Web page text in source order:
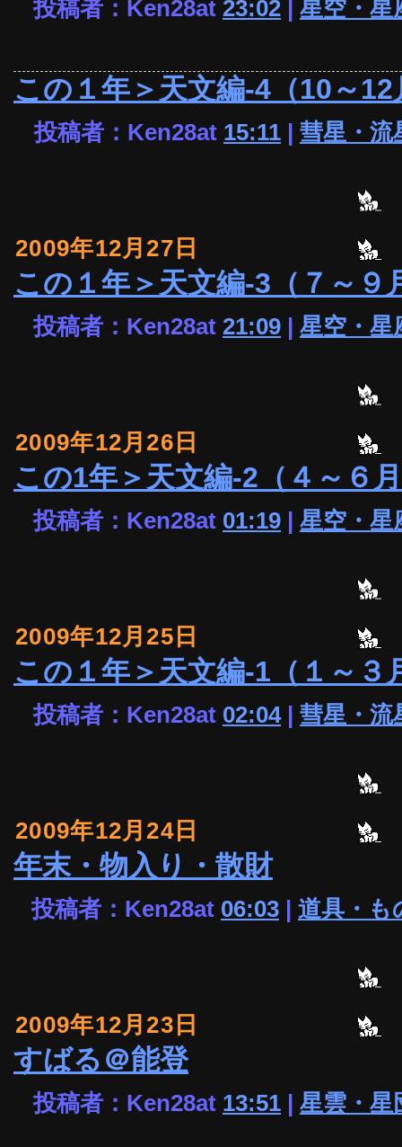
投稿者：Ken28at 23:02 | 星空・星
この１年＞天文編-4（10～12
投稿者：Ken28at 15:11 | 彗星・流
2009年12月27日
この１年＞天文編-3（７～９
投稿者：Ken28at 21:09 | 星空・星
2009年12月26日
この1年＞天文編-2（４～６
投稿者：Ken28at 01:19 | 星空・星
2009年12月25日
この１年＞天文編-1（１～３
投稿者：Ken28at 02:04| 彗星・流
2009年12月24日
年末・物入り・散財
投稿者：Ken28at 06:03 | 道具・も
2009年12月23日
すばる＠能登
投稿者：Ken28at 13:51 | 星雲・星